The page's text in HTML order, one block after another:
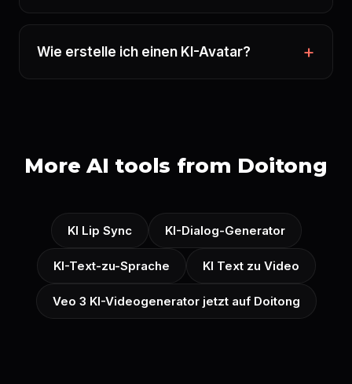
Wie erstelle ich einen KI-Avatar?
More AI tools from Doitong
KI Lip Sync KI-Dialog-Generator
KI-Text-zu-Sprache KI Text zu Video
Veo 3 KI-Videogenerator jetzt auf Doitong